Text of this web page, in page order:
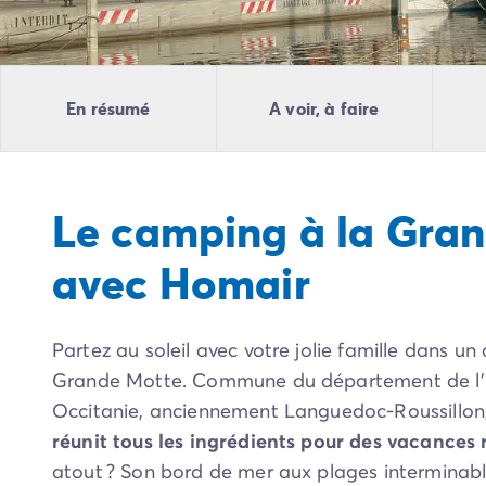
Camping Pyrénées Atlantiques
Camping Biarritz
Camping Bidart
Camping Bretagne
Camping Saint-Malo
Camping Morbihan
Camping Vannes
Camping Centre-Val de Loire
Camping Chenonceau
Camping Champagne-Ardenne
Camping Ardennes
Camping Corse
Camping Corse-du-Sud
Camping Bonifacio
En résumé A voir, à faire
Le camping à la
avec Homair
Partez au soleil avec votre jolie famille dans un
Grande Motte. Commune du département de
Occitanie, anciennement Languedoc-
réunit tous les ingrédients pour des vacances
atout ? Son bord de mer aux plages